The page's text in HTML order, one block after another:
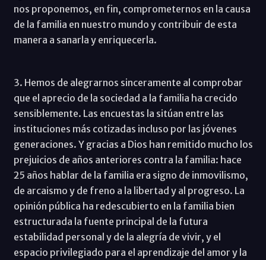
nos proponemos, en fin, comprometernos en la causa
de la familia en nuestro mundo y contribuir de esta
manera a sanarla y enriquecerla.
3. Hemos de alegrarnos sinceramente al comprobar
que el aprecio de la sociedad a la familia ha crecido
sensiblemente. Las encuestas la sitúan entre las
instituciones más cotizadas incluso por las jóvenes
generaciones. Y gracias a Dios han remitido mucho los
prejuicios de años anteriores contra la familia: hace
25 años hablar de la familia era signo de inmovilismo,
de arcaismo y de freno a la libertad y al progreso. La
opinión pública ha redescubierto en la familia bien
estructurada la fuente principal de la futura
estabilidad personal y de la alegría de vivir, y el
espacio privilegiado para el aprendizaje del amor y la